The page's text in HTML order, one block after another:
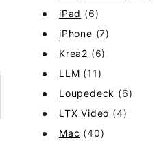
iPad (6)
iPhone (7)
Krea2 (6)
LLM (11)
Loupedeck (6)
LTX Video (4)
Mac (40)